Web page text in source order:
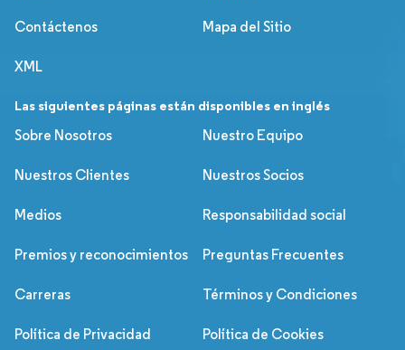
Contáctenos Mapa del Sitio
XML
Las siguientes páginas están disponibles en inglés
Sobre Nosotros
Nuestro Equipo
Nuestros Clientes Nuestros Socios
Medios Responsabilidad social
Premios y reconocimientos Preguntas Frecuentes
Carreras Términos y Condiciones
Política de Privacidad Política de Cookies